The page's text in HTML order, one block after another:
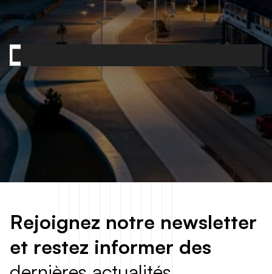
Rejoignez notre newsletter
et restez informer des